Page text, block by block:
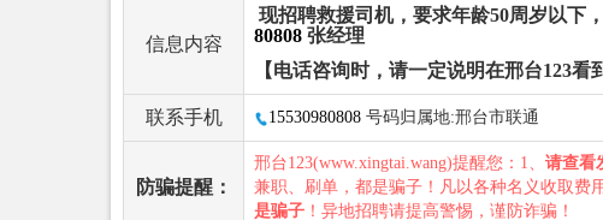
信息内容
现招聘救援司机，要求年龄50周岁以下
80808 张经理
【电话咨询时，请一定说明在邢台123看
联系手机 15530980808 号码归属地:邢台市联通
防骗提醒：
邢台123(www.xingtai.wang)提醒您：1、 请查看
兼职、刷单，都是骗子！凡以各种名义收取费
是骗子 ！异地招聘请提高警惕，谨防诈骗！